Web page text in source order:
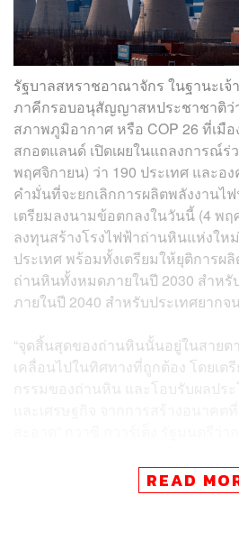
รัฐบาลสหราชอาณาจักร ในฐานะเ
ภาคีกรอบอนุสัญญาสหประชาชาติว่
สภาพภูมิอากาศ หรือ COP 26 ที่เมื
สกอตแลนด์ เปิดเผยในแถลงการณ์ร่
พฤศจิกายน) ว่า 190 ประเทศ และอ
คำมั่นที่จะยกเลิกการผลิตพลังงานไ
เตรียมลงนามข้อตกลงในวันนี้ (4 พฤ
ลงทุนสร้างโรงไฟฟ้าถ่านหินแห่งให
ประเทศ พร้อมทั้งเตรียมให้ยุติการผ
ถ่านหินทั้งหมดภายในปี 2030 สำหรั
ภายในปี 2040 สำหรับประเทศยากจ
“จุดสิ้นสุดของถ่านหินนั้นอยู่ในสายต
เคลื่อนไปในทิศทางที่ถูกต้อง โดยเ
กรรมของถ่านหิน และโอบรับผลปร
READ